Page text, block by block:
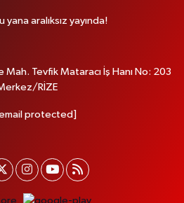
aralıksız yayında!
Tevfik Mataracı İş Hanı No: 203
RİZE
protected]